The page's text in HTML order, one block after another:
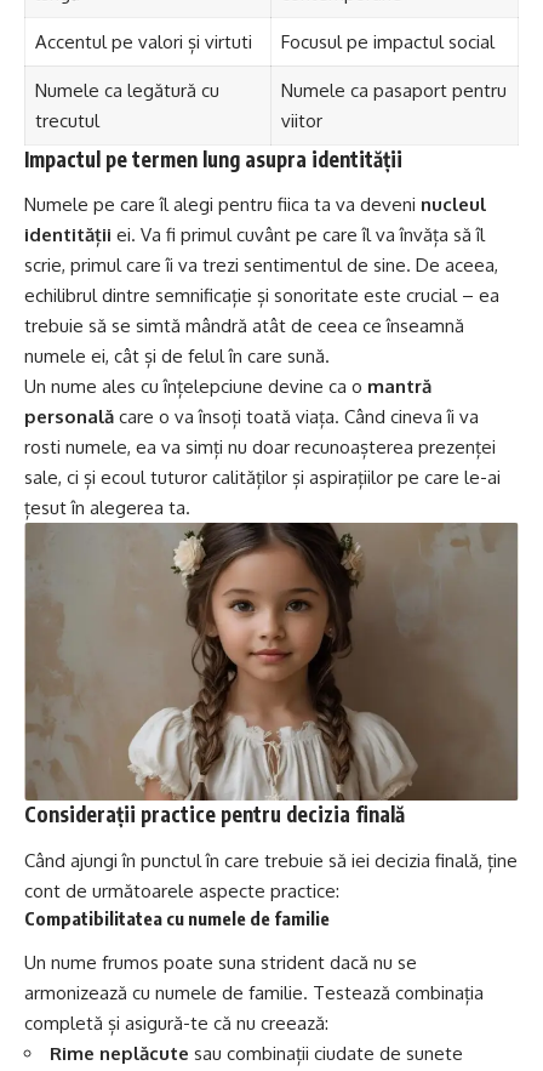
Accentul pe valori și virtuti Focusul pe impactul social
Numele ca legătură cu
trecutul
Numele ca pasaport pentru
viitor
Impactul pe termen lung asupra identității
Numele pe care îl alegi pentru fiica ta va deveni nucleul
identității ei. Va fi primul cuvânt pe care îl va învăța să îl
scrie, primul care îi va trezi sentimentul de sine. De aceea,
echilibrul dintre semnificație și sonoritate este crucial – ea
trebuie să se simtă mândră atât de ceea ce înseamnă
numele ei, cât și de felul în care sună.
Un nume ales cu înțelepciune devine ca o mantră
personală care o va însoți toată viața. Când cineva îi va
rosti numele, ea va simți nu doar recunoașterea prezenței
sale, ci și ecoul tuturor calităților și aspirațiilor pe care le-ai
țesut în alegerea ta.
Considerații practice pentru decizia finală
Când ajungi în punctul în care trebuie să iei decizia finală, ține
cont de următoarele aspecte practice:
Compatibilitatea cu numele de familie
Un nume frumos poate suna strident dacă nu se
armonizează cu numele de familie. Testează combinația
completă și asigură-te că nu creează:
Rime neplăcute sau combinații ciudate de sunete